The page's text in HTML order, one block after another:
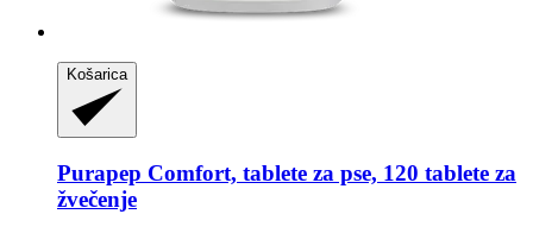
Košarica
Purapep Comfort, tablete za pse, 120 tablete za
žvečenje